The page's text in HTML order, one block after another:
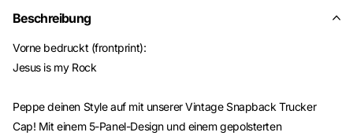
Beschreibung
Vorne bedruckt (frontprint):
Jesus is my Rock
Peppe deinen Style auf mit unserer Vintage Snapback Trucker
Cap! Mit einem 5-Panel-Design und einem gepolsterten